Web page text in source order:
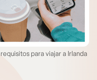
para viajar a Irlanda